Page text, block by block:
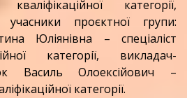
категорії,
учасники проєктної групи:
Юліянівна – спеціаліст
категорії, викладач-
Василь Олоексійович –
категорії.